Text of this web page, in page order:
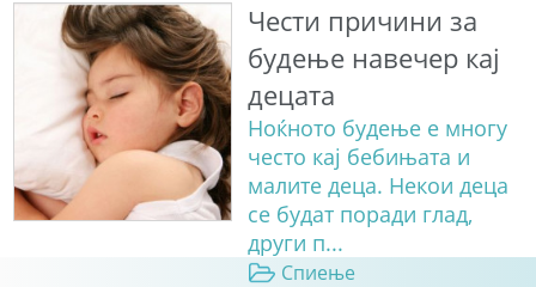
Чести причини за
будење навечер кај
децата
Ноќното будење е многу
често кај бебињата и
малите деца. Некои деца
се будат поради глад,
други п...
Спиење